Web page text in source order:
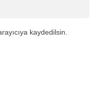
kaydedilsin.